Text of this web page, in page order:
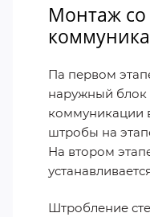
Монтаж
Па первом
наружный блок
коммуникации
штробы на
На втором
Штробление